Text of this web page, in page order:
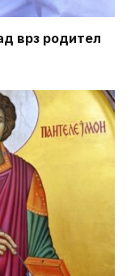
врз родител